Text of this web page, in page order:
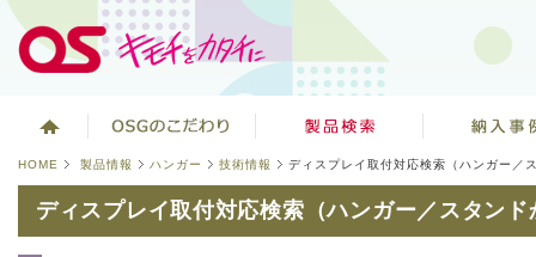
HOME 製品情報 ハンガー 技術情報 ディスプレイ取付対応検索（ハンガー／
ディスプレイ取付対応検索（ハンガー／スタン